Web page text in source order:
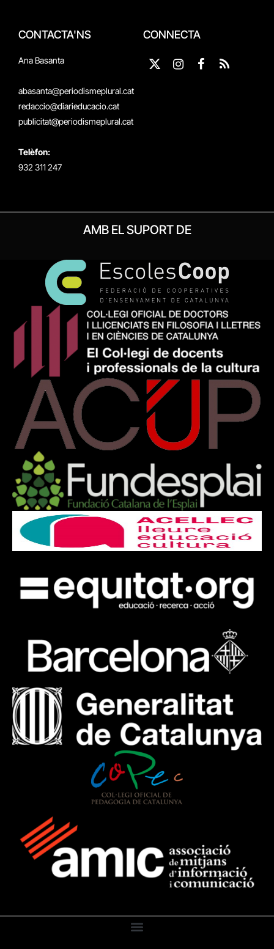
CONTACTA'NS
Ana Basanta
abasanta@periodismeplural.cat
redaccio@diarieducacio.cat
publicitat@periodismeplural.cat
Telèfon:
932 311 247
CONNECTA
X
Instagram
Facebook
RSS
AMB EL SUPORT DE